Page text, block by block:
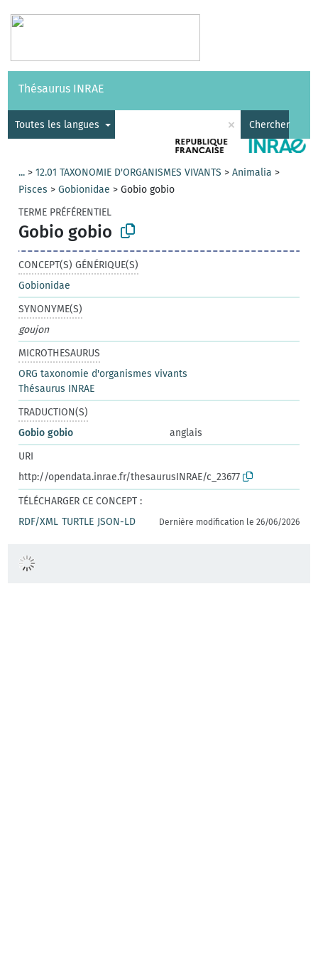
Vocabulaires API
Thésaurus INRAE
Toutes les langues × Chercher
... >12.01 TAXONOMIE D'ORGANISMES VIVANTS >Animalia >
Pisces >Gobionidae >Gobio gobio
TERME PRÉFÉRENTIEL
Gobio gobio
CONCEPT(S) GÉNÉRIQUE(S)
Gobionidae
SYNONYME(S)
goujon
MICROTHESAURUS
ORG taxonomie d'organismes vivants
Thésaurus INRAE
TRADUCTION(S)
Gobio gobio
anglais
URI
http://opendata.inrae.fr/thesaurusINRAE/c_23677
TÉLÉCHARGER CE CONCEPT :
RDF/XML TURTLE JSON-LD Dernière modification le 26/06/2026